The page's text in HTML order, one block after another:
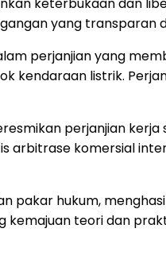
yang transparan
perjanjian yang
kendaraan listrik.
perjanjian kerja
arbitrase komersial
pakar hukum,
teori dan